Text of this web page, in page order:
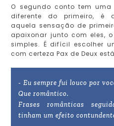
O segundo conto tem
diferente do primeiro, é
aquela sensação de
apaixonar junto com eles,
simples. É difícil escolher
com certeza Pax de Deux
- Eu sempre fui louco por
Que romântico.
Frases românticas
tinham um efeito